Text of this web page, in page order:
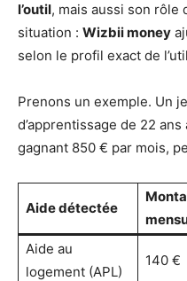
l’outil, mais aussi son rôle
situation : Wizbii money
selon le profil exact de
Prenons un exemple. Un
d’apprentissage de 22
gagnant 850 € par mois,
Aide détectée
Aide au
logement (APL)
140 €